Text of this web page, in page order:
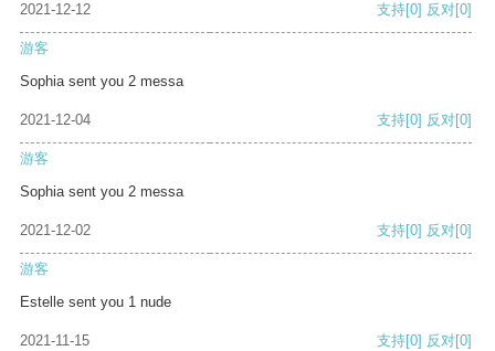
2021-12-12 支持[0] 反对[0]
游客
Sophia sent you 2 messa
2021-12-04 支持[0] 反对[0]
游客
Sophia sent you 2 messa
2021-12-02 支持[0] 反对[0]
游客
Estelle sent you 1 nude
2021-11-15 支持[0] 反对[0]